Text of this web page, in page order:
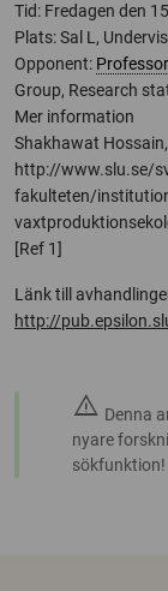
Tid: Fredagen den
Plats: Sal L,
Opponent: Professor
Group, Research
Mer information
Shakhawat
http://www.slu.se/
fakulteten/
[Ref 1]
Länk till
http://
warning Denna
nyare
sökfunktion!